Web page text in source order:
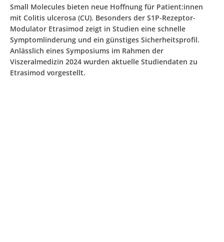
Small Molecules bieten neue Hoffnung für Patient:innen
mit Colitis ulcerosa (CU). Besonders der S1P-Rezeptor-
Modulator Etrasimod zeigt in Studien eine schnelle
Symptomlinderung und ein günstiges Sicherheitsprofil.
Anlässlich eines Symposiums im Rahmen der
Viszeralmedizin 2024 wurden aktuelle Studiendaten zu
Etrasimod vorgestellt.